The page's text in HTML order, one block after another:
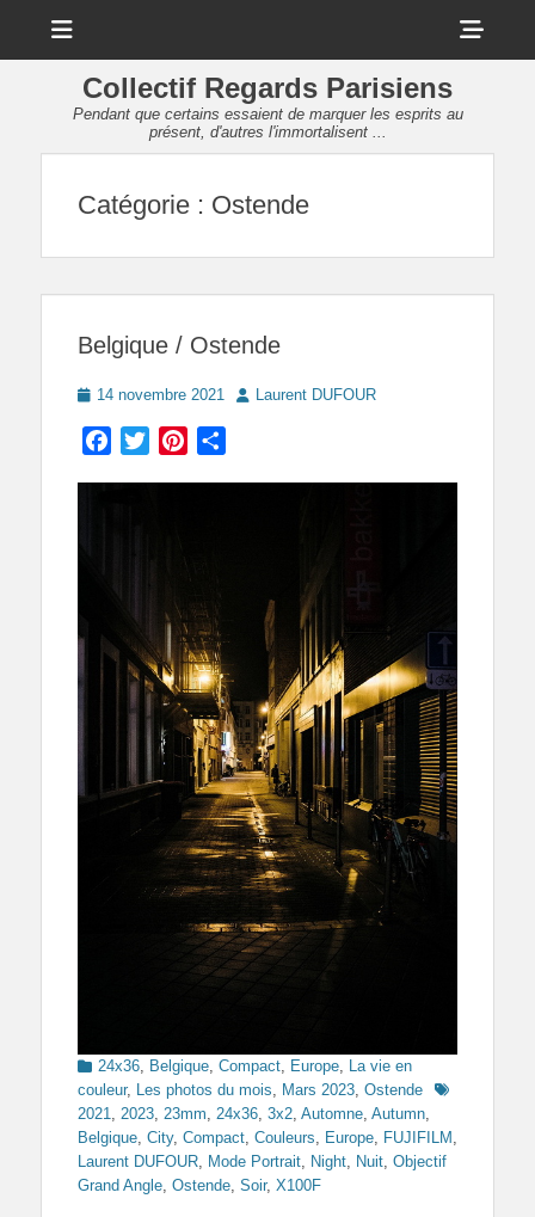
Collectif Regards Parisiens
Pendant que certains essaient de marquer les esprits au
présent, d'autres l'immortalisent ...
Catégorie : Ostende
Belgique / Ostende
Posted
14 novembre 2021 AuthorLaurent DUFOUR
Facebook
TwitterPinterest
Categories
24x36 Belgique Compact Europe
La vie en
couleur, Les photos du mois Mars 2023 Ostende
Tags
2021
2023 23mm 24x36 3x2 Automne Autumn
Belgique City, Compact Couleurs Europe FUJIFILM
Laurent DUFOUR
Mode Portrait Night Nuit Objectif
Grand Angle Ostende Soir, X100F